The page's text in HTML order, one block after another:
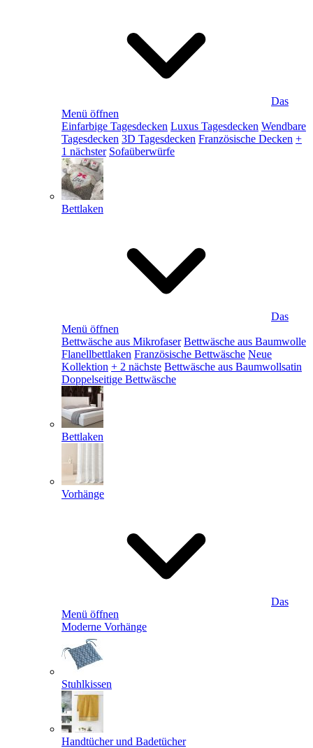
Das
Menü öffnen
Einfarbige Tagesdecken Luxus Tagesdecken Wendbare
Tagesdecken 3D Tagesdecken Französische Decken +
1 nächster Sofaüberwürfe
Bettlaken
Das
Menü öffnen
Bettwäsche aus Mikrofaser Bettwäsche aus Baumwolle
Flanellbettlaken Französische Bettwäsche Neue
Kollektion + 2 nächste Bettwäsche aus Baumwollsatin
Doppelseitige Bettwäsche
Bettlaken
Vorhänge
Das
Menü öffnen
Moderne Vorhänge
Stuhlkissen
Handtücher und Badetücher